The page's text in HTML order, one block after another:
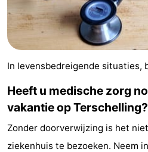
Jongeren
Overnachten
Appartementen
Elements
-
In levensbedreigende situaties,
Heeft u medische zorg
vakantie op Terschelling?
Zonder doorverwijzing is het
ziekenhuis te bezoeken. Neem